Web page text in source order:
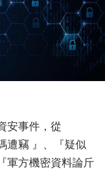
安事件，從
遭竊 』、『疑似
軍方機密資料論斤